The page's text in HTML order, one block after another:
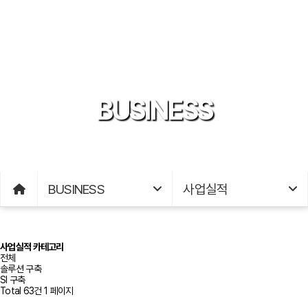
BUSINESS
BUSINESS 사업실적
사업실적 카테고리
전체
솔루션 구축
SI 구축
Total 63건 1 페이지